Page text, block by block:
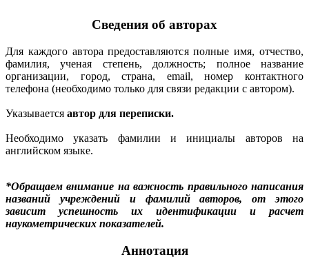
Сведения об авторах
Для каждого автора предоставляются полные имя, отчество,
фамилия, ученая степень, должность; полное название
организации, город, страна, email, номер контактного
телефона (необходимо только для связи редакции с автором).
Указывается автор для переписки.
Необходимо указать фамилии и инициалы авторов на
английском языке.
*Обращаем внимание на важность правильного написания
названий учреждений и фамилий авторов, от этого
зависит успешность их идентификации и расчет
наукометрических показателей.
Аннотация